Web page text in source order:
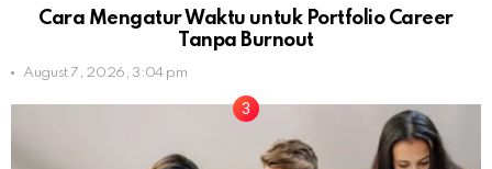
Cara Mengatur Waktu untuk Portfolio Career
Tanpa Burnout
August 7, 2026, 3:04 pm